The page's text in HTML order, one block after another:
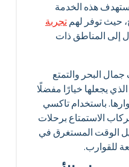
هذه الخدمة
حيث توفر لهمتجربة
المناطق ذات
البحر والتمتع
يجعلها خيارًا مفضلًا
باستخدام تاكسي
الاستمتاع برحلات
الوقت المستغرق في
للقوارب.